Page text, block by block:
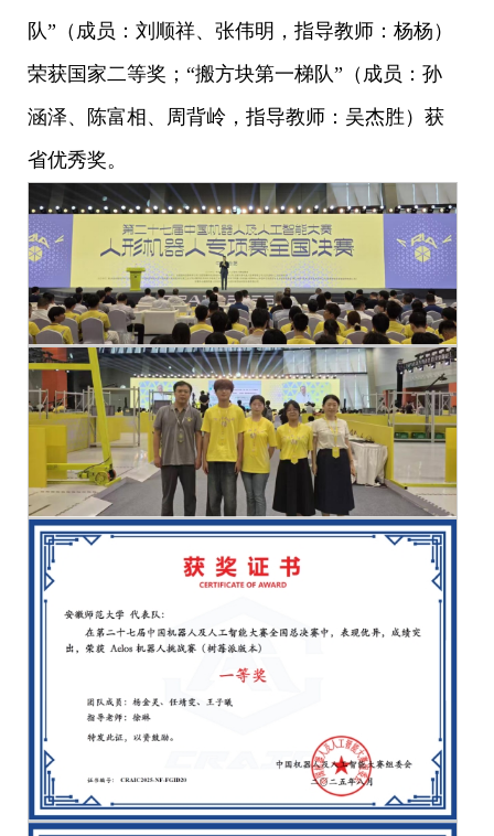
队”（成员：刘顺祥、张伟明，指导教师：杨杨）
荣获国家二等奖；“搬方块第一梯队”（成员：孙
涵泽、陈富相、周背岭，指导教师：吴杰胜）获
省优秀奖。